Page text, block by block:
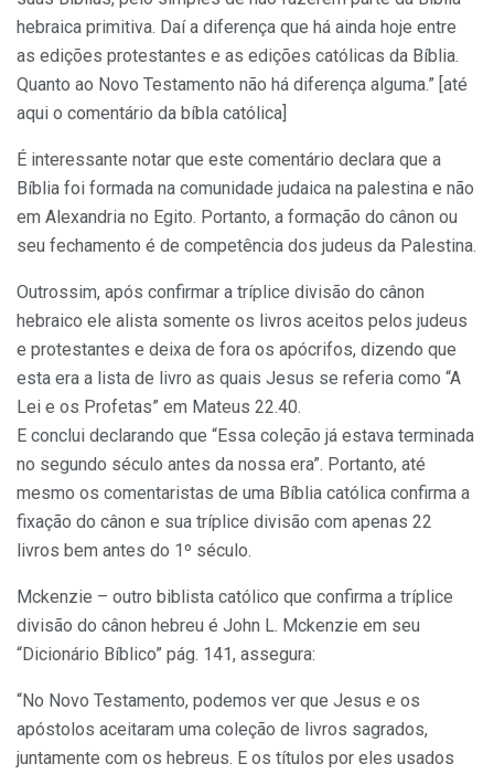
hebraica primitiva. Daí a diferença que há ainda hoje entre
as edições protestantes e as edições católicas da Bíblia.
Quanto ao Novo Testamento não há diferença alguma.” [até
aqui o comentário da bíbla católica]
É interessante notar que este comentário declara que a
Bíblia foi formada na comunidade judaica na palestina e não
em Alexandria no Egito. Portanto, a formação do cânon ou
seu fechamento é de competência dos judeus da Palestina.
Outrossim, após confirmar a tríplice divisão do cânon
hebraico ele alista somente os livros aceitos pelos judeus
e protestantes e deixa de fora os apócrifos, dizendo que
esta era a lista de livro as quais Jesus se referia como “A
Lei e os Profetas” em Mateus 22.40.
E conclui declarando que “Essa coleção já estava terminada
no segundo século antes da nossa era”. Portanto, até
mesmo os comentaristas de uma Bíblia católica confirma a
fixação do cânon e sua tríplice divisão com apenas 22
livros bem antes do 1º século.
Mckenzie – outro biblista católico que confirma a tríplice
divisão do cânon hebreu é John L. Mckenzie em seu
“Dicionário Bíblico” pág. 141, assegura:
“No Novo Testamento, podemos ver que Jesus e os
apóstolos aceitaram uma coleção de livros sagrados,
juntamente com os hebreus. E os títulos por eles usados